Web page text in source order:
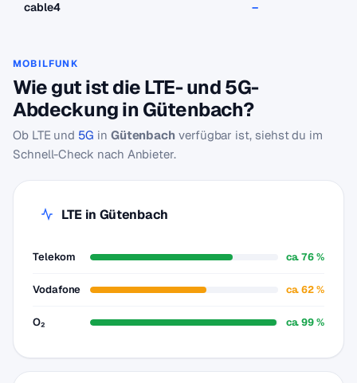
cable4 –
MOBILFUNK
Wie gut ist die LTE- und 5G-
Abdeckung in Gütenbach?
Ob LTE und 5G in Gütenbach verfügbar ist, siehst du im
Schnell-Check nach Anbieter.
LTE in Gütenbach
Telekom ca. 76 %
Vodafone ca. 62 %
O₂ ca. 99 %